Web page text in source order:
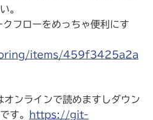
。
フローをめっちゃ便利にす
items/459f3425a2a
ンラインで読めますしダウン
す。
https://git-